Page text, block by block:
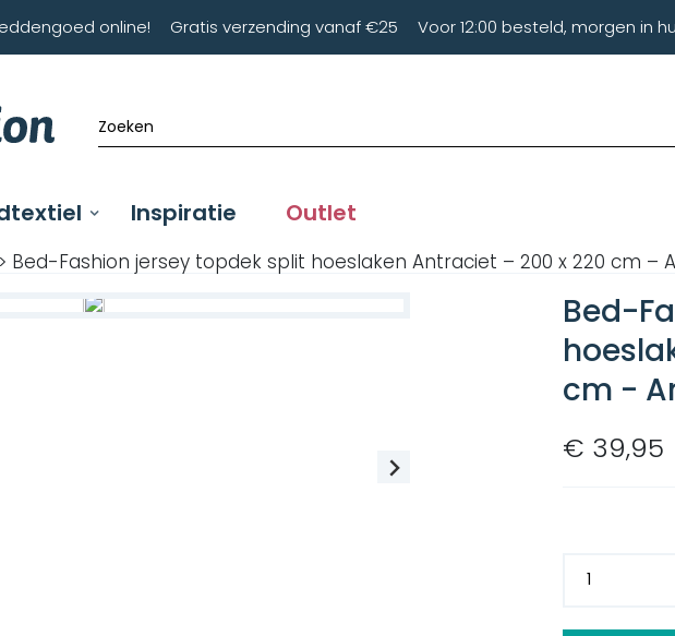
online! Gratis verzending vanaf €25 Voor 12:00 besteld, morgen in
Inspiratie Outlet
> Bed-Fashion jersey topdek split hoeslaken Antraciet – 200 x 220 cm –
Bed-
cm -
€ 39,95